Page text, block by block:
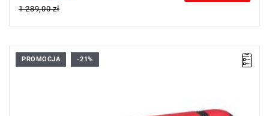
1 289,00 zł
Młotowiertarka SDS-Plus 18V Milwaukee to zaawansowane
PROMOCJA -21%